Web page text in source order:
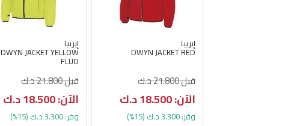
إيرييا
DWYN JACKET RED
قبل 21.800 د.ك
الآن: 18.500 د.ك
وفر: 3.300 د.ك (15%)
إيرييا
DWYN JACKET YELLOW
FLUO
قبل 21.800 د.ك
الآن: 18.500 د.ك
وفر: 3.300 د.ك (15%)